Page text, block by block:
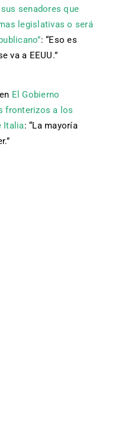
senadores que
legislativas o será
: “Eso es
va a EEUU.”
en El Gobierno
fronterizos a los
Italia: “La mayoría
”